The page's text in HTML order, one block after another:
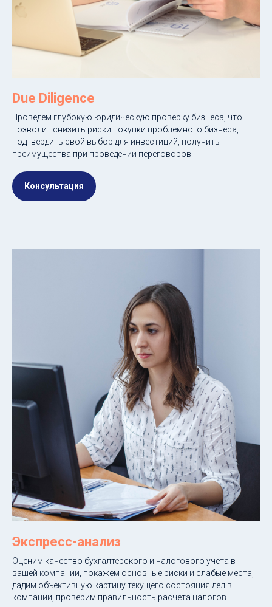
Due Diligence
Проведем глубокую юридическую проверку бизнеса, что
позволит снизить риски покупки проблемного бизнеса,
подтвердить свой выбор для инвестиций, получить
преимущества при проведении переговоров
Консультация
Экспресс-анализ
Оценим качество бухгалтерского и налогового учета в
вашей компании, покажем основные риски и слабые места,
дадим объективную картину текущего состояния дел в
компании, проверим правильность расчета налогов